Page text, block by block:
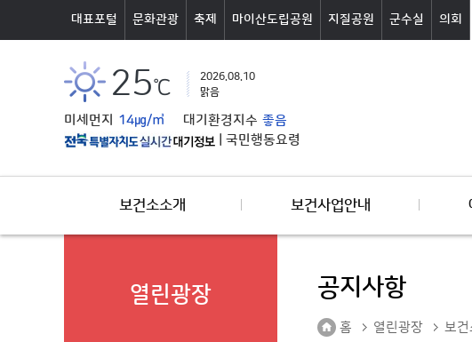
대표포털 문화관광 축제 마이산도립공원 지질공원 군수실 의회
25℃
2026.08.10
맑음
미세먼지 14㎍/㎥ 대기환경지수 좋음
국민행동요령
보건소소개 보건사업안내
열린광장 공지사항
홈 열린광장 보건